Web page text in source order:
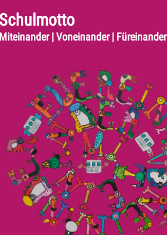
Schulmotto
Miteinander | Voneinander | Füreinander